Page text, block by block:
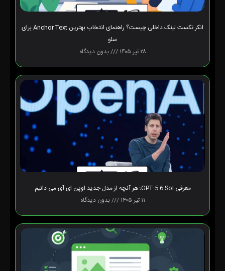
انکر تکست لینک داخلی چیست؟ راهنمای انتخاب بهترین Anchor Text برای
سئو
۲۸ تیر ۱۴۰۵
بدون دیدگاه
معرفی GPT-5.6 Sol؛ هر آنچه از مدل جدید اوپن ای آی می دانیم
۱۱ تیر ۱۴۰۵
بدون دیدگاه